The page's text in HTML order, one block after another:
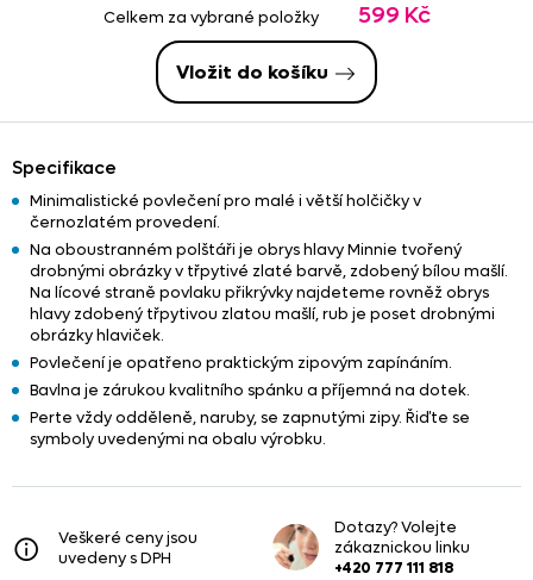
Celkem za vybrané položky 599 Kč
Vložit do košíku
Specifikace
Minimalistické povlečení pro malé i větší holčičky v
černozlatém provedení.
Na oboustranném polštáři je obrys hlavy Minnie tvořený
drobnými obrázky v třpytivé zlaté barvě, zdobený bílou mašlí.
Na lícové straně povlaku přikrývky najdeteme rovněž obrys
hlavy zdobený třpytivou zlatou mašlí, rub je poset drobnými
obrázky hlaviček.
Povlečení je opatřeno praktickým zipovým zapínáním.
Bavlna je zárukou kvalitního spánku a příjemná na dotek.
Perte vždy odděleně, naruby, se zapnutými zipy. Řiďte se
symboly uvedenými na obalu výrobku.
Veškeré ceny jsou
uvedeny s DPH
Dotazy? Volejte
zákaznickou linku
+420 777 111 818